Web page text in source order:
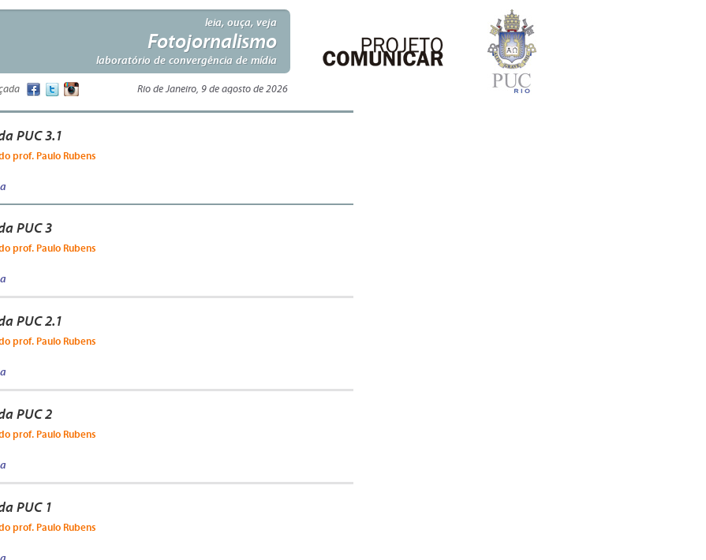
leia, ouça, veja
Fotojornalismo
laboratório de convergência de mídia
Rio de Janeiro, 9 de agosto de 2026
PUC 3.1
prof. Paulo Rubens
PUC 3
prof. Paulo Rubens
PUC 2.1
prof. Paulo Rubens
PUC 2
prof. Paulo Rubens
PUC 1
prof. Paulo Rubens